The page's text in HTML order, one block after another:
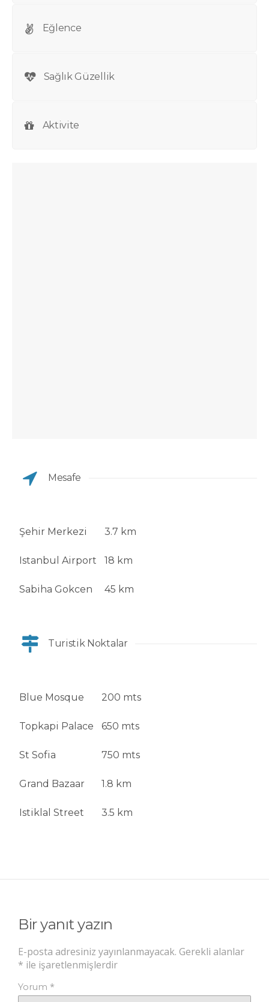
Eğlence
Sağlık Güzellik
Aktivite
Mesafe
Şehir Merkezi 3.7 km
Istanbul Airport 18 km
Sabiha Gokcen 45 km
Turistik Noktalar
Blue Mosque 200 mts
Topkapi Palace 650 mts
St Sofia 750 mts
Grand Bazaar 1.8 km
Istiklal Street 3.5 km
Bir yanıt yazın
E-posta adresiniz yayınlanmayacak. Gerekli alanlar
* ile işaretlenmişlerdir
Yorum *